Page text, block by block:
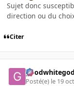
Sujet donc
direction ou du
Citer
goodwhitegod
Posté(e) le 19